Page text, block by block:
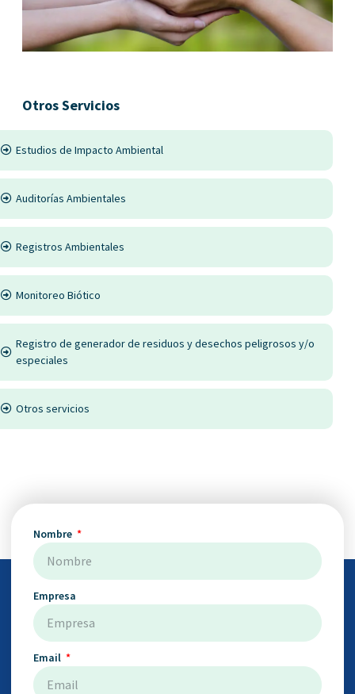
Otros Servicios
Estudios de Impacto Ambiental
Auditorías Ambientales
Registros Ambientales
Monitoreo Biótico
Registro de generador de residuos y desechos peligrosos y/o
especiales
Otros servicios
Nombre
Empresa
Email